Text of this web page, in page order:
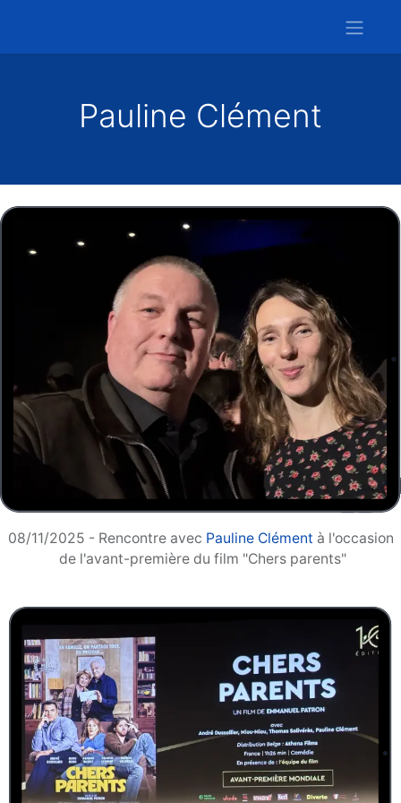
Pauline Clément
08/11/2025 - Rencontre avec Pauline Clément à l'occasion
de l'avant-première du film "Chers parents"